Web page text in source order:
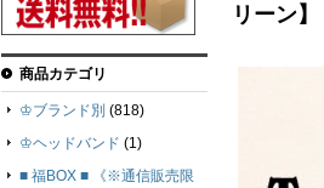
リーン
商品カテゴリ
♔ブランド別 (818)
♔ヘッドバンド (1)
■ 福BOX ■ 《※通信販売限